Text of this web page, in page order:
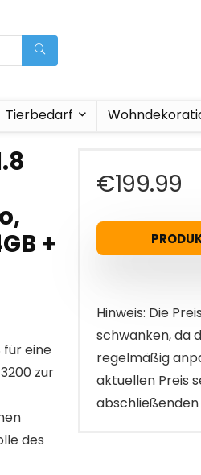
Tierbedarf
+
für eine
zur
des
€199.99
Hinweis: Die
schwanken, da
regelmäßig
aktuellen Preis